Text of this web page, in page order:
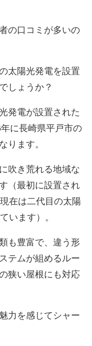
155W
101W
の口コミが多いの
太陽光発電を設置
しょうか？
発電が設置された
に長崎県平戸市の
ります。
吹き荒れる地域な
（最初に設置され
在は二代目の太陽
います）。
も豊富で、違う形
テムが組めるルー
狭い屋根にも対応
力を感じてシャー